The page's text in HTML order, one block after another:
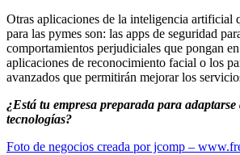
Otras aplicaciones de la inteligencia artificial
para las pymes son: las apps de seguridad
comportamientos perjudiciales que pongan
aplicaciones de reconocimiento facial o los
avanzados que permitirán mejorar los
¿Está tu empresa preparada para adaptarse
tecnologías?
Foto de negocios creada por jcomp –